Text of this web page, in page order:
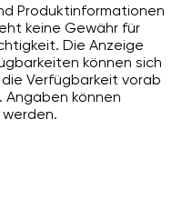
Produktinformationen
keine Gewähr für
Die Anzeige
können sich
Verfügbarkeit vorab
können